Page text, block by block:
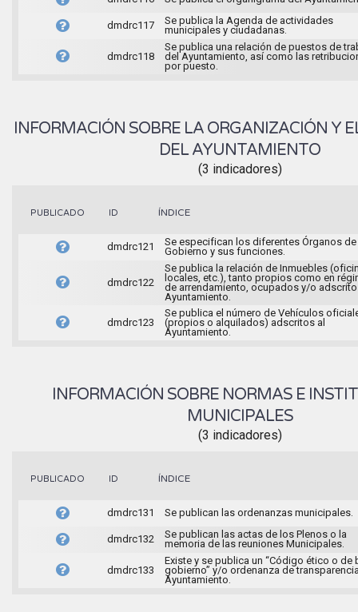
dmdrc117
Se publica la Agenda de actividades
municipales y ciudadanas.
dmdrc118
Se publica una relación de puestos de
del Ayuntamiento, así como las
por puesto.
INFORMACIÓN SOBRE LA ORGANIZACIÓN Y
DEL AYUNTAMIENTO
(3 indicadores)
PUBLICADO ID ÍNDICE
dmdrc121
Se especifican los diferentes Órganos de
Gobierno y sus funciones.
dmdrc122
Se publica la relación de Inmuebles
locales, etc.), tanto propios como en
de arrendamiento, ocupados y/o
Ayuntamiento.
dmdrc123
Se publica el número de Vehículos
(propios o alquilados) adscritos al
Ayuntamiento.
INFORMACIÓN SOBRE NORMAS E
MUNICIPALES
(3 indicadores)
PUBLICADO ID ÍNDICE
dmdrc131 Se publican las ordenanzas municipales.
dmdrc132
Se publican las actas de los Plenos o la
memoria de las reuniones Municipales.
dmdrc133
Existe y se publica un “Código ético o de
gobierno” y/o ordenanza de
Ayuntamiento.